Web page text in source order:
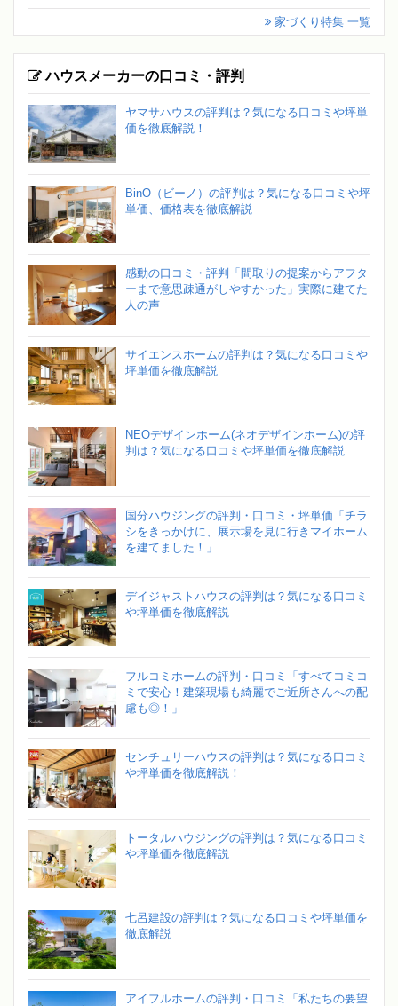
家づくり特集 一覧
ハウスメーカーの口コミ・評判
ヤマサハウスの評判は？気になる口コミや坪単
価を徹底解説！
BinO（ビーノ）の評判は？気になる口コミや坪
単価、価格表を徹底解説
感動の口コミ・評判「間取りの提案からアフタ
ーまで意思疎通がしやすかった」実際に建てた
人の声
サイエンスホームの評判は？気になる口コミや
坪単価を徹底解説
NEOデザインホーム(ネオデザインホーム)の評
判は？気になる口コミや坪単価を徹底解説
国分ハウジングの評判・口コミ・坪単価「チラ
シをきっかけに、展示場を見に行きマイホーム
を建てました！」
デイジャストハウスの評判は？気になる口コミ
や坪単価を徹底解説
フルコミホームの評判・口コミ「すべてコミコ
ミで安心！建築現場も綺麗でご近所さんへの配
慮も◎！」
センチュリーハウスの評判は？気になる口コミ
や坪単価を徹底解説！
トータルハウジングの評判は？気になる口コミ
や坪単価を徹底解説
七呂建設の評判は？気になる口コミや坪単価を
徹底解説
アイフルホームの評判・口コミ「私たちの要望